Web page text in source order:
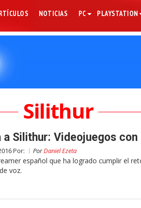
NOTICIAS PC PLAYSTATION
Silithur
a Silithur: Videojuegos
Por: PorDaniel Ezeta
español que ha logrado cumplir el
voz.